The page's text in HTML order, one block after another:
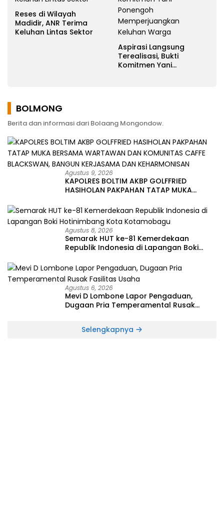
Reses di Wilayah
Madidir, ANR Terima
Keluhan Lintas Sektor
Aspirasi Langsung
Terealisasi, Bukti
Komitmen Yani
BOLMONG
Berita dan informasi dari Bolaang Mongondow.
Agustus 9, 2026
KAPOLRES BOLTIM AKBP GOLFFRIED
HASIHOLAN PAKPAHAN TATAP MUKA
CAFFE BLACKSWAN, BANGUN KERJASAMA
DAN KEHARMONISAN
Agustus 8, 2026
Semarak HUT ke-81 Kemerdekaan
Republik Indonesia di Lapangan Boki
Agustus 6, 2026
Mevi D Lombone Lapor Pengaduan,
Dugaan Pria Temperamental Rusak
Selengkapnya